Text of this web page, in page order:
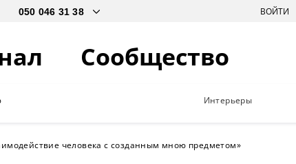
ВОЙТИ
Сообщество
Интерьеры
человека с созданным мною предметом»